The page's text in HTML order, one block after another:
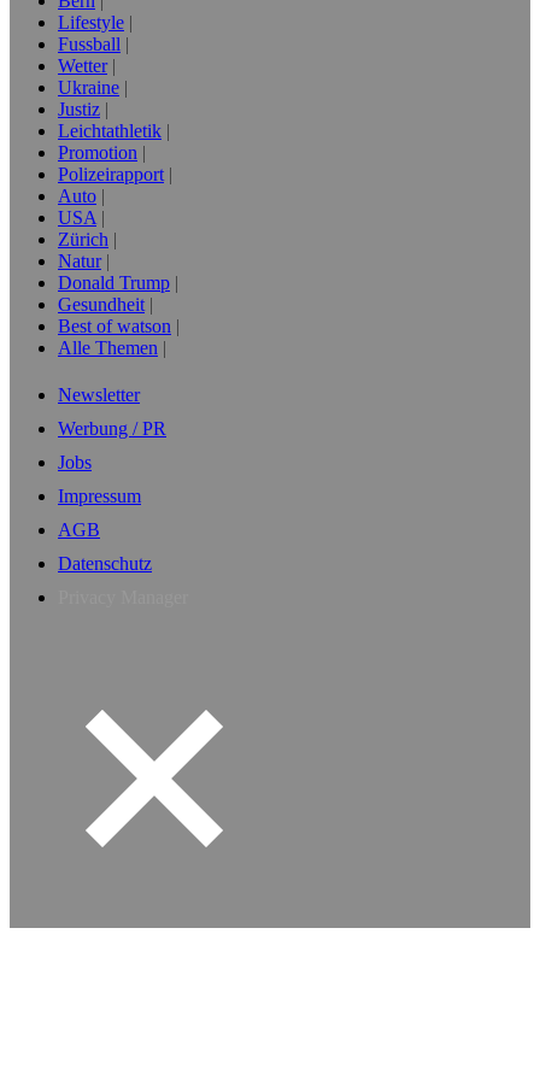
Lifestyle
Fussball
Wetter
Ukraine
Justiz
Leichtathletik
Promotion
Polizeirapport
Auto
USA
Zürich
Natur
Donald Trump
Gesundheit
Best of watson
Alle Themen
Newsletter
Werbung / PR
Jobs
Impressum
AGB
Datenschutz